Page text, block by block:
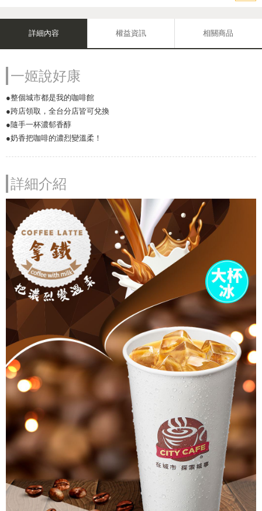
詳細內容 權益資訊 相關商品
一姬說好康
●整個城市都是我的咖啡館
●跨店領取，全台分店皆可兌換
●隨手一杯濃郁香醇
●奶香把咖啡的濃烈變溫柔！
詳細介紹